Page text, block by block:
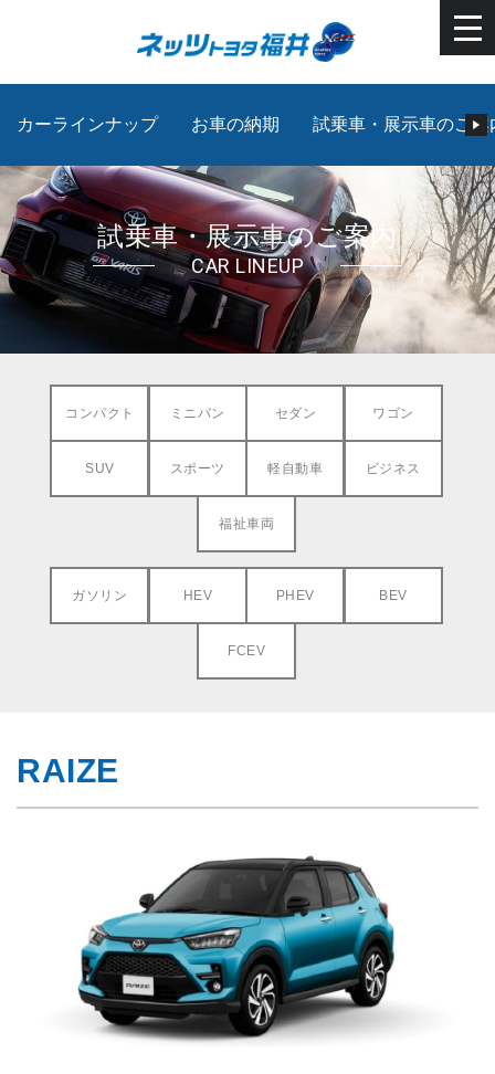
カーラインナップ お車の納期 試乗車・展示車のご案
試乗車・展示車のご案内
CAR LINEUP
コンパクト ミニバン セダン ワゴン
SUV スポーツ 軽自動車 ビジネス
福祉車両
ガソリン HEV PHEV BEV
FCEV
RAIZE